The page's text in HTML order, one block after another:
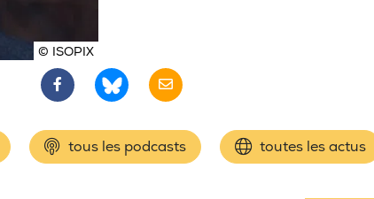
© ISOPIX
tous les podcasts toutes les actus